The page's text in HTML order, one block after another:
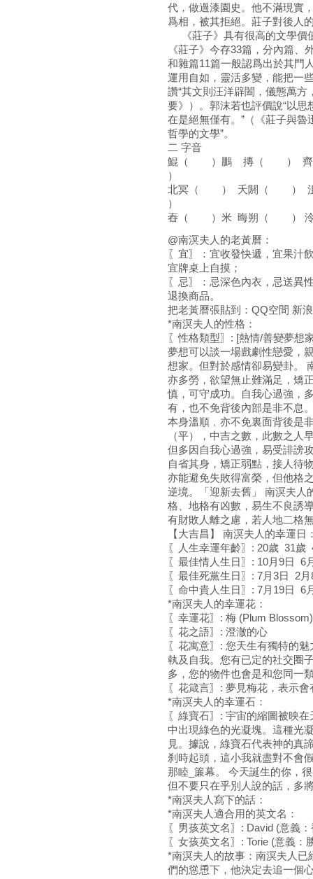
代，做過漆園史。他不滿現實
爲相，被其拒絕。莊子對後人
《莊子》具有很高的文學價
《莊子》今存33篇，分內篇
和雜篇11篇一般認爲出於其門
運用自如，靈活多變，能把一
讚“其文則汪洋辟闔，儀態萬
要》）。郭沫若也評價說“以
在是絕無僅有。”（《莊子與
哲學的文學”。
二 字音
鯤（ ）鵬 摶（ ）
）
北冥（ ） 夭閼（
）
舂（ ）米 晦朔（ ）
@南溟夫人的老黃曆：
〖宜〗：宜收發快遞，宜果汁
宜牌桌上自摸；
〖忌〗：忌深色內衣，忌送異
退換商品。
把老黃曆張貼到：QQ空間 新
*南溟夫人的性格：
〖性格類型〗: [熱情/善變夢想
夢想可以談一場戲劇性戀愛，
想家。但對於感情卻易變卦。
亦多勞，欲望無止難滿足，矯
慎，可守成功。自我心過強，
有，也不免背後內部是非不息
本身溫順﹐亦不免裏面背後是
（平），中吉之數，此數之人
但多因自我心過強，易受誹謗
自省其身，矯正弱點，接人待
亦能避免失敗得富榮，但他格
逆境。「迎新去舊」 南溟夫人
格、地格有凶數，易生不良誘
有財敗人離之慮，若人地二格
【大吉昌】 南溟夫人的幸運日
〖人生幸運年齡〗: 20歲 31歲
〖最佳情人生日〗: 10月9日 6
〖最佳死黨生日〗: 7月3日 2
〖命中貴人生日〗: 7月19日
*南溟夫人的幸運花：
〖幸運花〗: 梅 (Plum Blossom)
〖花之語〗: 澄澈的心
〖花寓意〗: 您天生有獨特的
執及自我。您有已定的社交圈
多，您的物件也會是和您同一
〖花箴言〗: 夢見梅花，表示
*南溟夫人的幸運石：
〖綠寶石〗: 宇宙的縮圖被映
中出現綠色的光凝塊。這種光
見。據說，綠寶石代表神的真
刹時起頭，這小我就盡對不會
那睦_簾幕。 今天誕生的你，
但不要只在乎別人說的話，多
*南溟夫人寫下的話：
*南溟夫人適合用的英文名：
〖男孩英文名〗: David (意義
〖女孩英文名〗: Torie (意義：
*南溟夫人的故事：南溟夫人
們的慫恿下，他決定去追一個